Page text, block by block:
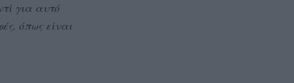
για αυτό
όπως είναι